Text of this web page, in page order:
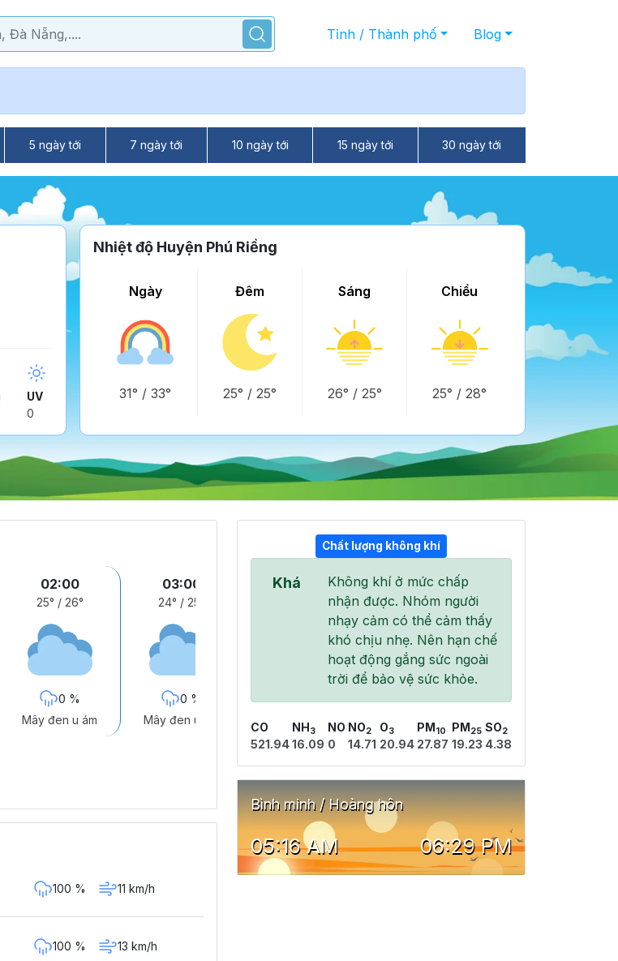
Tỉnh / Thành phố Blog
5 ngày tới 7 ngày tới 10 ngày tới 15 ngày tới 30 ngày tới
UV
0
Nhiệt độ Huyện Phú Riềng
Ngày
31° / 33°
Đêm
25° / 25°
Sáng
26° / 25°
Chiều
25° / 28°
02:00
25° / 26°
0 %
Mây đen u ám
03:00
24° / 25°
0 %
Mây đen u ám
04:00
Mây đen u ám
05:00
24°/25°
Mây đen u ám
100 % 11 km/h
100 % 13 km/h
Chất lượng không khí
Khá
Không khí ở mức chấp
nhận được. Nhóm người
nhạy cảm có thể cảm thấy
khó chịu nhẹ. Nên hạn chế
hoạt động gắng sức ngoài
trời để bảo vệ sức khỏe.
CO
521.94
NH 3
16.09
NO
0
NO2
14.71
O3
20.94
PM 10
27.87
PM 25
19.23
SO2
4.38
Bình minh / Hoàng hôn
05:16 AM 06:29 PM